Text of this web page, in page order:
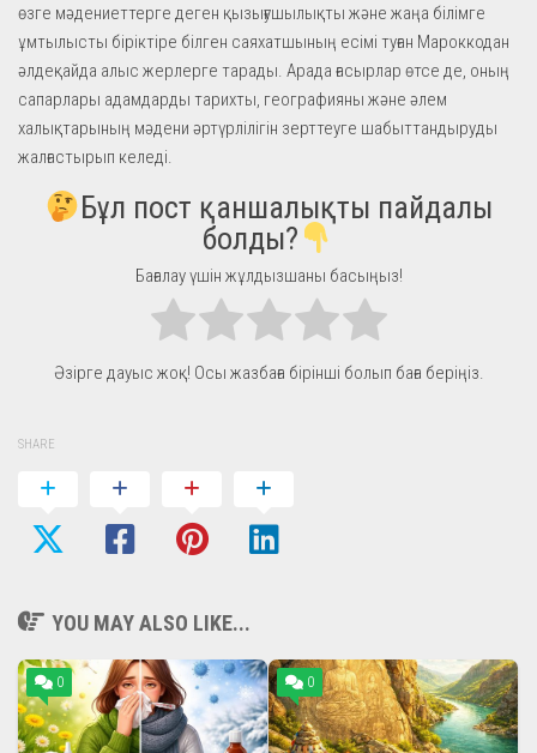
өзге мәдениеттерге деген қызығушылықты және жаңа білімге
ұмтылысты біріктіре білген саяхатшының есімі туған Мароккодан
әлдеқайда алыс жерлерге тарады. Арада ғасырлар өтсе де, оның
сапарлары адамдарды тарихты, географияны және әлем
халықтарының мәдени әртүрлілігін зерттеуге шабыттандыруды
жалғастырып келеді.
Бұл пост қаншалықты пайдалы
болды?
Бағалау үшін жұлдызшаны басыңыз!
Әзірге дауыс жоқ! Осы жазбаға бірінші болып баға беріңіз.
SHARE
YOU MAY ALSO LIKE...
0 0